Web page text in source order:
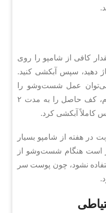
کافی از شامپو را روی
سپس آبکشی کنید.
عمل شست‌وشو را
دوباره انجام داد و در نوبت دوم، کف حاصل را به مدت ۲
کاملاً آبکشی کرد.
در هفته از شامپو بسیار
است هنگام شست‌وشو از
نشود، چون پوست سر